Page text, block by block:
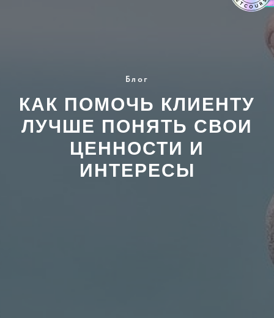
Блог
КАК ПОМОЧЬ КЛИЕНТУ
ЛУЧШЕ ПОНЯТЬ СВОИ
ЦЕННОСТИ И
ИНТЕРЕСЫ